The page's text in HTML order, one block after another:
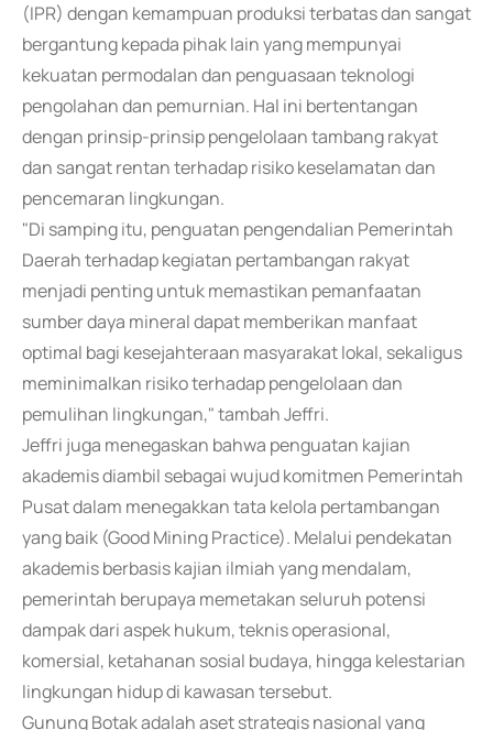
(IPR) dengan kemampuan produksi terbatas dan sangat
bergantung kepada pihak lain yang mempunyai
kekuatan permodalan dan penguasaan teknologi
pengolahan dan pemurnian. Hal ini bertentangan
dengan prinsip-prinsip pengelolaan tambang rakyat
dan sangat rentan terhadap risiko keselamatan dan
pencemaran lingkungan.
"Di samping itu, penguatan pengendalian Pemerintah
Daerah terhadap kegiatan pertambangan rakyat
menjadi penting untuk memastikan pemanfaatan
sumber daya mineral dapat memberikan manfaat
optimal bagi kesejahteraan masyarakat lokal, sekaligus
meminimalkan risiko terhadap pengelolaan dan
pemulihan lingkungan," tambah Jeffri.
Jeffri juga menegaskan bahwa penguatan kajian
akademis diambil sebagai wujud komitmen Pemerintah
Pusat dalam menegakkan tata kelola pertambangan
yang baik (Good Mining Practice). Melalui pendekatan
akademis berbasis kajian ilmiah yang mendalam,
pemerintah berupaya memetakan seluruh potensi
dampak dari aspek hukum, teknis operasional,
komersial, ketahanan sosial budaya, hingga kelestarian
lingkungan hidup di kawasan tersebut.
Gunung Botak adalah aset strategis nasional yang